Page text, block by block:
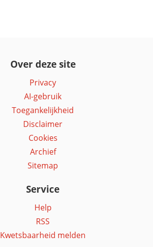
Over deze site
Privacy
AI-gebruik
Toegankelijkheid
Disclaimer
Cookies
Archief
Sitemap
Service
Help
RSS
Kwetsbaarheid melden